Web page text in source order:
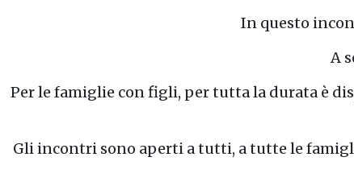
In questo
A
Per le famiglie con figli, per tutta la durata è
Gli incontri sono aperti a tutti, a tutte le